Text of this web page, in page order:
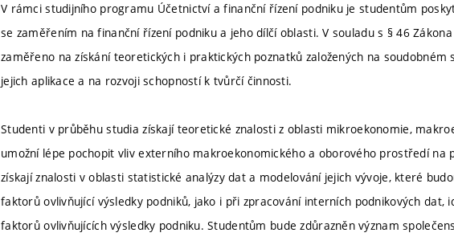
V rámci studijního programu Účetnictví a finanční řízení podniku je studentům
se zaměřením na finanční řízení podniku a jeho dílčí oblasti. V souladu s § 46
zaměřeno na získání teoretických i praktických poznatků založených na soudobném
jejich aplikace a na rozvoji schopností k tvůrčí činnosti.
Studenti v průběhu studia získají teoretické znalosti z oblasti mikroekonomie,
umožní lépe pochopit vliv externího makroekonomického a oborového prostředí na
získají znalosti v oblasti statistické analýzy dat a modelování jejich vývoje, které
faktorů ovlivňující výsledky podniků, jako i při zpracování interních podnikových dat,
faktorů ovlivňujících výsledky podniku. Studentům bude zdůrazněn význam